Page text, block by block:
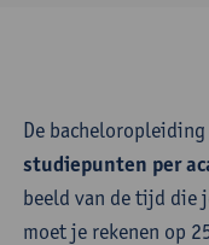
De bacheloropleiding
studiepunten per
beeld van de tijd die
moet je rekenen op